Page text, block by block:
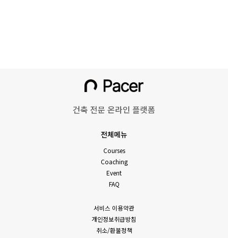
건축 전문 온라인 플랫폼
전체메뉴
Courses
Coaching
Event
FAQ
서비스 이용약관
개인정보취급방침
취소/환불정책